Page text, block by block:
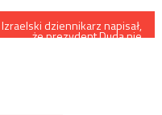
Izraelski dziennikarz napisał,
że prezydent Duda nie